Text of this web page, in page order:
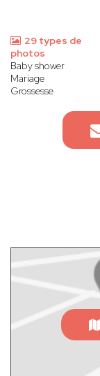
29 types de
photos
Baby shower
Mariage
Grossesse